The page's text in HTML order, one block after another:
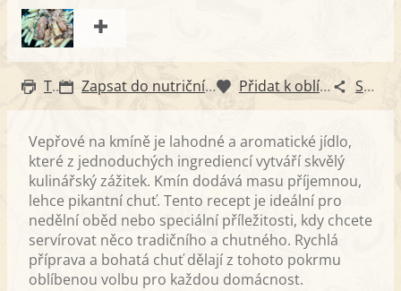
Tisk Zapsat do nutričního diáře Přidat k oblíbeným Sdílet
Vepřové na kmíně je lahodné a aromatické jídlo,
které z jednoduchých ingrediencí vytváří skvělý
kulinářský zážitek. Kmín dodává masu příjemnou,
lehce pikantní chuť. Tento recept je ideální pro
nedělní oběd nebo speciální příležitosti, kdy chcete
servírovat něco tradičního a chutného. Rychlá
příprava a bohatá chuť dělají z tohoto pokrmu
oblíbenou volbu pro každou domácnost.